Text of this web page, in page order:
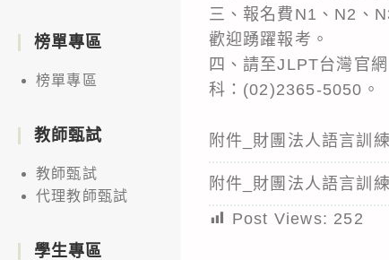
三、報名費N1、N2、
歡迎踴躍報考。
四、請至JLPT台灣官
科：(02)2365-5050。
附件_財團法人語言訓
附件_財團法人語言訓
Post Views: 252
榜單專區
榜單專區
教師甄試
教師甄試
代理教師甄試
學生專區